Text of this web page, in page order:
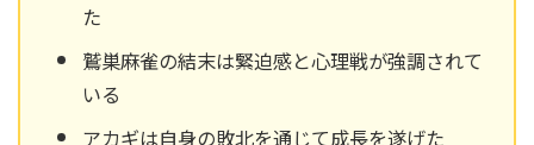
た
鷲巣麻雀の結末は緊迫感と心理戦が強調されて
いる
アカギは自身の敗北を通じて成長を遂げた